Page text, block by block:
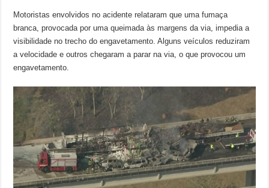
Motoristas envolvidos no acidente relataram que uma fumaça
branca, provocada por uma queimada às margens da via, impedia a
visibilidade no trecho do engavetamento. Alguns veículos reduziram
a velocidade e outros chegaram a parar na via, o que provocou um
engavetamento.